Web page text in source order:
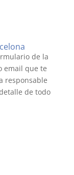
de la
email que te
responsable
de todo